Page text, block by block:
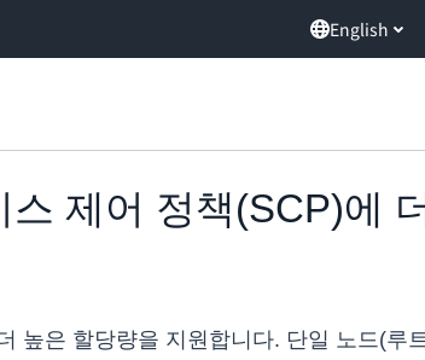
English
제어 정책(SCP)에
높은 할당량을 지원합니다. 단일 노드(루